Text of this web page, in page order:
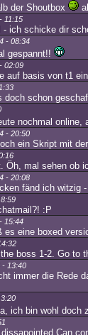
der Shoutbox
11:15
- ich schicke dir
- 08:34
gespannt!!
02:09
auf basis von t1
doch schon
nochmal
- 20:50
ein Skript mit
Öh, mal sehen ob
- 20:08
fänd ich witzig
:P
15:44
es eine boxed
boss 1-2. Go to
- 13:40
immer die Rede
ich bin wohl
Can